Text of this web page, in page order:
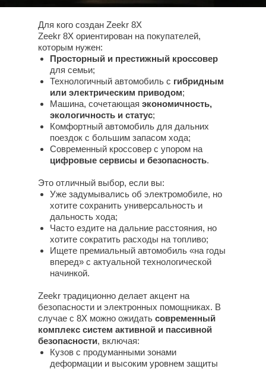
Для кого создан Zeekr 8X
Zeekr 8X ориентирован на покупателей,
которым нужен:
Просторный и престижный кроссовер
для семьи;
Технологичный автомобиль с гибридным
или электрическим приводом;
Машина, сочетающая экономичность,
экологичность и статус;
Комфортный автомобиль для дальних
поездок с большим запасом хода;
Современный кроссовер с упором на
цифровые сервисы и безопасность.
Это отличный выбор, если вы:
Уже задумывались об электромобиле, но
хотите сохранить универсальность и
дальность хода;
Часто ездите на дальние расстояния, но
хотите сократить расходы на топливо;
Ищете премиальный автомобиль «на годы
вперед» с актуальной технологической
начинкой.
Zeekr традиционно делает акцент на
безопасности и электронных помощниках. В
случае с 8X можно ожидать современный
комплекс систем активной и пассивной
безопасности, включая:
Кузов с продуманными зонами
деформации и высоким уровнем защиты